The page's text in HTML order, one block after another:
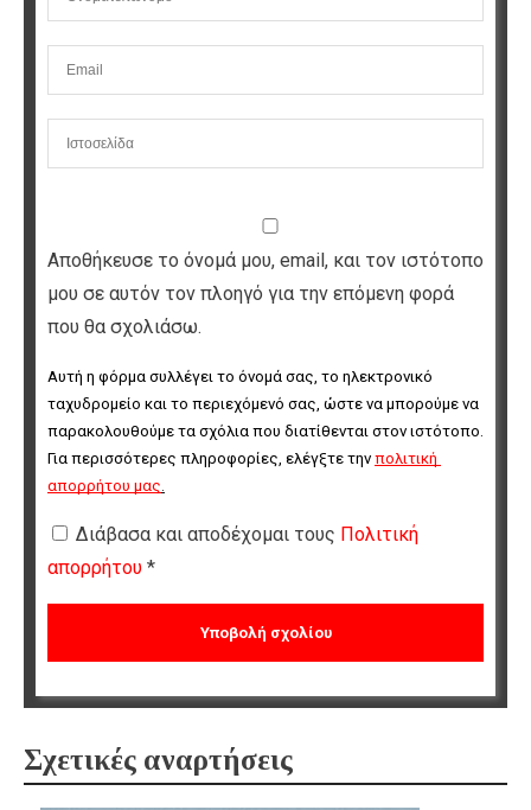
Αποθήκευσε το όνομά μου, email, και τον ιστότοπο
μου σε αυτόν τον πλοηγό για την επόμενη φορά
που θα σχολιάσω.
Αυτή η φόρμα συλλέγει το όνομά σας, το ηλεκτρονικό
ταχυδρομείο και το περιεχόμενό σας, ώστε να μπορούμε να
παρακολουθούμε τα σχόλια που διατίθενται στον ιστότοπο.
Για περισσότερες πληροφορίες, ελέγξτε την πολιτική
απορρήτου μας.
Διάβασα και αποδέχομαι τους Πολιτική
απορρήτου *
Σχετικές αναρτήσεις